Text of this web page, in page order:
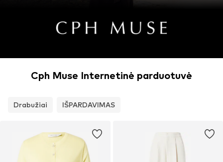
Cph Muse Internetinė parduotuvė
Drabužiai IŠPARDAVIMAS